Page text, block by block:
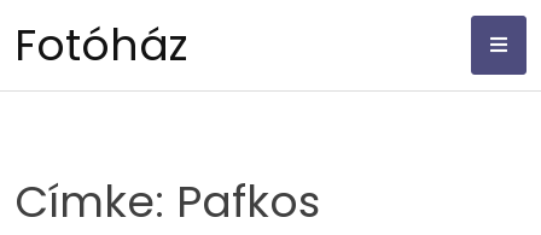
Fotóház
Címke: Pafkos